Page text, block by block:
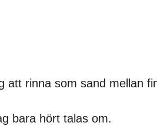
att rinna som sand mellan
bara hört talas om.